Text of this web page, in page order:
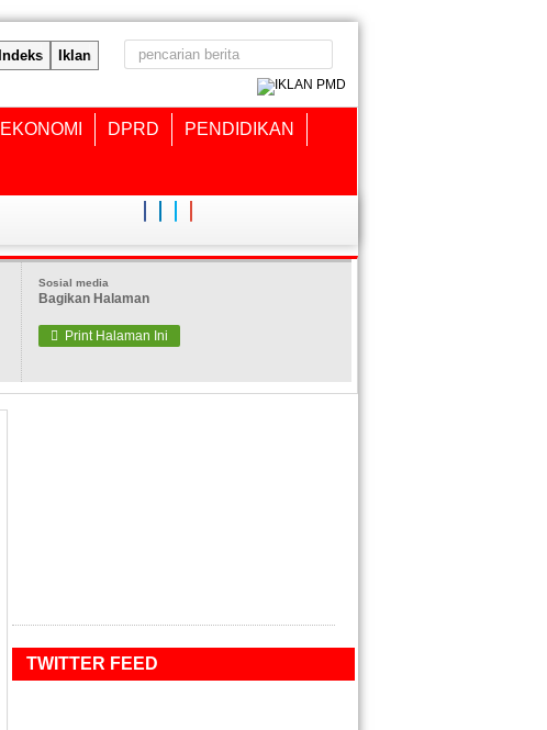
Indeks Iklan
EKONOMI DPRD PENDIDIKAN
Sosial media
Bagikan Halaman
 Print Halaman Ini
TWITTER FEED